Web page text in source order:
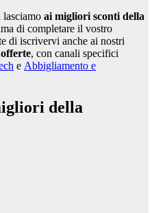
lasciamo ai migliori sconti della
di completare il vostro
di iscrivervi anche ai nostri
, con canali specifici
e Abbigliamento e
della